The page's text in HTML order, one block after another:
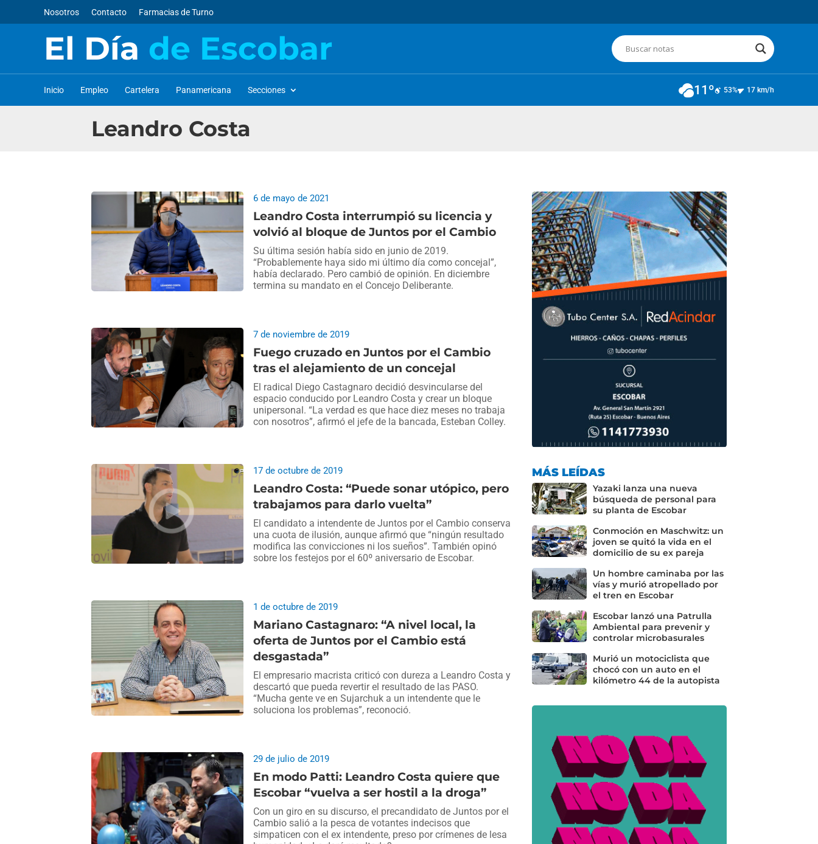
Nosotros Contacto Farmacias de Turno
El Día de Escobar
Inicio Empleo Cartelera Panamericana Secciones 11º 53% 17 km/h
Leandro Costa
Leandro Costa interrumpió su licencia y
volvió al bloque de Juntos por el Cambio
6 de mayo de 2021
Su última sesión había sido en junio de 2019.
“Probablemente haya sido mi último día como concejal”,
había declarado. Pero cambió de opinión. En diciembre
termina su mandato en el Concejo Deliberante.
Fuego cruzado en Juntos por el Cambio
tras el alejamiento de un concejal
7 de noviembre de 2019
El radical Diego Castagnaro decidió desvincularse del
espacio conducido por Leandro Costa y crear un bloque
unipersonal. “La verdad es que hace diez meses no trabaja
con nosotros”, afirmó el jefe de la bancada, Esteban Colley.
Leandro Costa: “Puede sonar utópico, pero
trabajamos para darlo vuelta”
17 de octubre de 2019
El candidato a intendente de Juntos por el Cambio conserva
una cuota de ilusión, aunque afirmó que “ningún resultado
modifica las convicciones ni los sueños”. También opinó
sobre los festejos por el 60º aniversario de Escobar.
Mariano Castagnaro: “A nivel local, la
oferta de Juntos por el Cambio está
desgastada”
1 de octubre de 2019
El empresario macrista criticó con dureza a Leandro Costa y
descartó que pueda revertir el resultado de las PASO.
“Mucha gente ve en Sujarchuk a un intendente que le
soluciona los problemas”, reconoció.
En modo Patti: Leandro Costa quiere que
Escobar “vuelva a ser hostil a la droga”
29 de julio de 2019
Con un giro en su discurso, el precandidato de Juntos por el
Cambio salió a la pesca de votantes indecisos que
simpaticen con el ex intendente, preso por crímenes de lesa
MÁS LEÍDAS
Yazaki lanza una nueva
búsqueda de personal para
su planta de Escobar
Conmoción en Maschwitz: un
joven se quitó la vida en el
domicilio de su ex pareja
Un hombre caminaba por las
vías y murió atropellado por
el tren en Escobar
Escobar lanzó una Patrulla
Ambiental para prevenir y
controlar microbasurales
Murió un motociclista que
chocó con un auto en el
kilómetro 44 de la autopista